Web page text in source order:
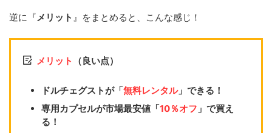
逆に『メリット 』をまとめると、こんな感じ！
メリット （良い点）
ドルチェグストが「無料レンタル」できる！
専用カプセルが市場最安値「10％オフ 」で買え
る！